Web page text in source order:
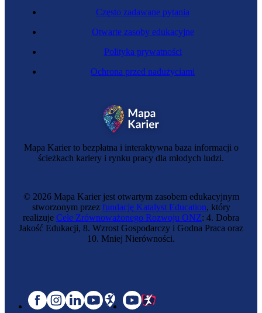
Mapa Karier to bezpłatna i interaktywna baza informacji o
ścieżkach kariery i rynku pracy dla młodych ludzi.
Często zadawane pytania
Otwarte zasoby edukacyjne
Polityka prywatności
Ochrona przed nadużyciami
© 2026 Mapa Karier jest otwartym zasobem edukacyjnym
stworzonym przez fundację Katalyst Education, który
realizuje Cele Zrównoważonego Rozwoju ONZ: 4. Dobra
Jakość Edukacji, 8. Wzrost Gospodarczy i Godna Praca oraz
10. Mniej Nierówności.